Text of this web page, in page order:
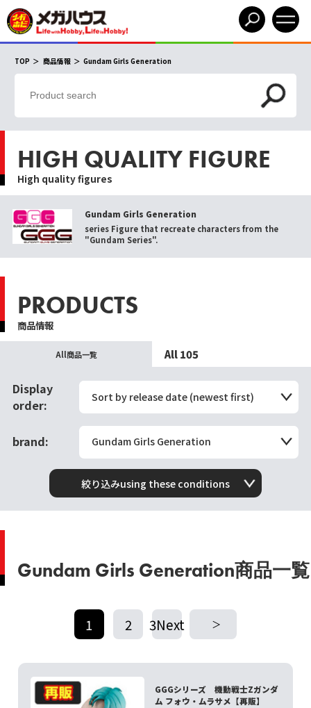
TOP 商品情報 Gundam Girls Generation
HIGH QUALITY FIGURE
High quality figures
Gundam Girls Generation
series Figure that recreate characters from the
"Gundam Series".
PRODUCTS
商品情報
All商品一覧 All 105
Display
order:
Sort by release date (newest first)
brand: Gundam Girls Generation
絞り込みusing these conditions
Gundam Girls Generation商品一覧
1 2 ​ ​
3Next
GGGシリーズ 機動戦士Zガンダ
ム フォウ・ムラサメ【再販】